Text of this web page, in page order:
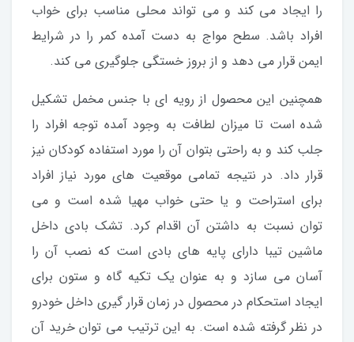
را ایجاد می کند و می تواند محلی مناسب برای خواب
افراد باشد. سطح مواج به دست آمده کمر را در شرایط
ایمن قرار می دهد و از بروز خستگی جلوگیری می کند.
همچنین این محصول از رویه ای با جنس مخمل تشکیل
شده است تا میزان لطافت به وجود آمده توجه افراد را
جلب کند و به راحتی بتوان آن را مورد استفاده کودکان نیز
قرار داد. در نتیجه تمامی موقعیت های مورد نیاز افراد
برای استراحت و یا حتی خواب مهیا شده است و می
توان نسبت به داشتن آن اقدام کرد. تشک بادی داخل
ماشین تیبا دارای پایه های بادی است که نصب آن را
آسان می سازد و به عنوان یک تکیه گاه و ستون برای
ایجاد استحکام در محصول در زمان قرار گیری داخل خودرو
در نظر گرفته شده است. به این ترتیب می توان خرید آن